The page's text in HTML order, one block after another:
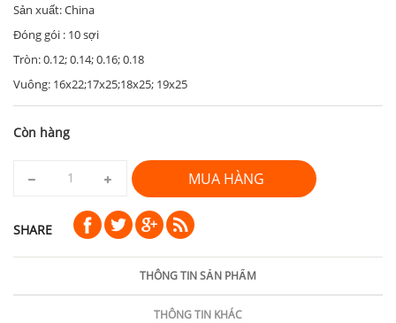
Sản xuất: China
Đóng gói : 10 sợi
Tròn: 0.12; 0.14; 0.16; 0.18
Vuông: 16x22;17x25;18x25; 19x25
Còn hàng
MUA HÀNG
SHARE
THÔNG TIN SẢN PHẨM
THÔNG TIN KHÁC